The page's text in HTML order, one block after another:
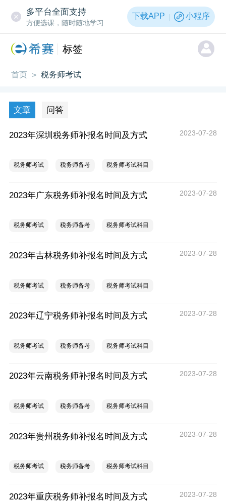
多平台全面支持
方便选课，随时随地学习
下载APP 小程序
标签
首页 > 税务师考试
文章 问答
2023年深圳税务师补报名时间及方式 2023-07-28
税务师考试 税务师备考 税务师考试科目
2023年广东税务师补报名时间及方式 2023-07-28
税务师考试 税务师备考 税务师考试科目
2023年吉林税务师补报名时间及方式 2023-07-28
税务师考试 税务师备考 税务师考试科目
2023年辽宁税务师补报名时间及方式 2023-07-28
税务师考试 税务师备考 税务师考试科目
2023年云南税务师补报名时间及方式 2023-07-28
税务师考试 税务师备考 税务师考试科目
2023年贵州税务师补报名时间及方式 2023-07-28
税务师考试 税务师备考 税务师考试科目
2023年重庆税务师补报名时间及方式 2023-07-28